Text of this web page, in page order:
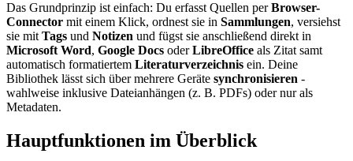
Das Grundprinzip ist einfach: Du erfasst Quellen perBrowser-
Connector mit einem Klick, ordnest sie in Sammlungen, versiehst
sie mitTags und Notizen und fügst sie anschließend direkt in
Microsoft Word, Google Docs oderLibreOffice als Zitat samt
automatisch formatiertem Literaturverzeichnis ein. Deine
Bibliothek lässt sich über mehrere Geräte synchronisieren -
wahlweise inklusive Dateianhängen (z. B. PDFs) oder nur als
Metadaten.
Hauptfunktionen im Überblick